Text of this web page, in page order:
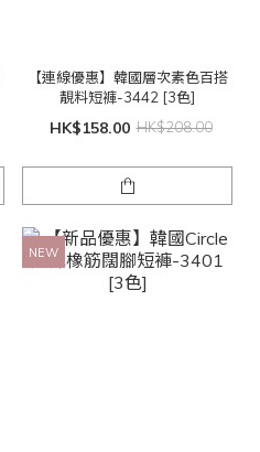
【連線優惠】韓國層次素色百搭
靚料短褲-3442 [3色]
HK$158.00 HK$208.00
NEW